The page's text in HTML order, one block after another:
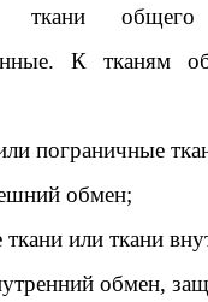
ткани
К тканям
пограничные
обмен;
ткани или ткани
обмен,